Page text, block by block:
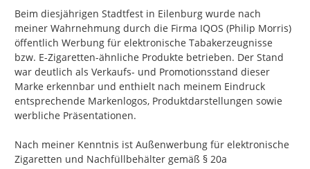
Beim diesjährigen Stadtfest in Eilenburg wurde nach
meiner Wahrnehmung durch die Firma IQOS (Philip Morris)
öffentlich Werbung für elektronische Tabakerzeugnisse
bzw. E-Zigaretten-ähnliche Produkte betrieben. Der Stand
war deutlich als Verkaufs- und Promotionsstand dieser
Marke erkennbar und enthielt nach meinem Eindruck
entsprechende Markenlogos, Produktdarstellungen sowie
werbliche Präsentationen.
Nach meiner Kenntnis ist Außenwerbung für elektronische
Zigaretten und Nachfüllbehälter gemäß § 20a